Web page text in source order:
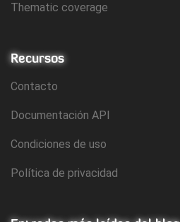
Thematic coverage
Recursos
Contacto
Documentación API
Condiciones de uso
Política de privacidad